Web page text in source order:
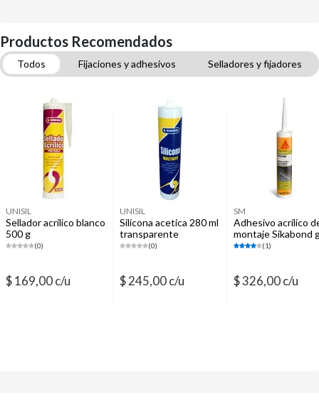
Productos Recomendados
Todos Fijaciones y adhesivos
Selladores y fijadores
Enduido
Rodillos y extensores Zócalos
UNISIL
Sellador acrílico blanco
500 g
(0)
$ 169,00 c/u
UNISIL
Silicona acetica 280 ml
transparente
(0)
$ 245,00 c/u
SM
Adhesivo acrílico
montaje Sikabond
300 ml(1)
$ 326,00 c/u